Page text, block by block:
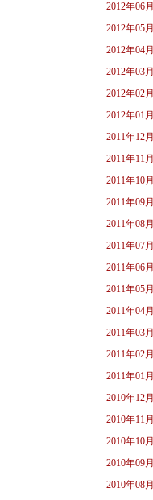
2012年06月
2012年05月
2012年04月
2012年03月
2012年02月
2012年01月
2011年12月
2011年11月
2011年10月
2011年09月
2011年08月
2011年07月
2011年06月
2011年05月
2011年04月
2011年03月
2011年02月
2011年01月
2010年12月
2010年11月
2010年10月
2010年09月
2010年08月